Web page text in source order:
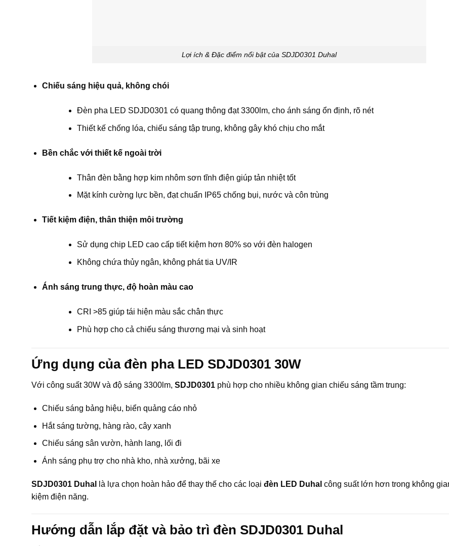
Lợi ích & Đặc điểm nổi bật của SDJD0301 Duhal
Chiếu sáng hiệu quả, không chói
Đèn pha LED SDJD0301 có quang thông đạt 3300lm, cho ánh sáng ổn định, rõ nét
Thiết kế chống lóa, chiếu sáng tập trung, không gây khó chịu cho mắt
Bền chắc với thiết kế ngoài trời
Thân đèn bằng hợp kim nhôm sơn tĩnh điện giúp tản nhiệt tốt
Mặt kính cường lực bền, đạt chuẩn IP65 chống bụi, nước và côn trùng
Tiết kiệm điện, thân thiện môi trường
Sử dụng chip LED cao cấp tiết kiệm hơn 80% so với đèn halogen
Không chứa thủy ngân, không phát tia UV/IR
Ánh sáng trung thực, độ hoàn màu cao
CRI >85 giúp tái hiện màu sắc chân thực
Phù hợp cho cả chiếu sáng thương mại và sinh hoạt
Ứng dụng của đèn pha LED SDJD0301 30W
Với công suất 30W và độ sáng 3300lm, SDJD0301 phù hợp cho nhiều không gian chiếu sáng tầm trung:
Chiếu sáng bảng hiệu, biển quảng cáo nhỏ
Hắt sáng tường, hàng rào, cây xanh
Chiếu sáng sân vườn, hành lang, lối đi
Ánh sáng phụ trợ cho nhà kho, nhà xưởng, bãi xe
SDJD0301 Duhal là lựa chọn hoàn hảo để thay thế cho các loại đèn LED Duhal công suất lớn hơn trong không
kiệm điện năng.
Hướng dẫn lắp đặt và bảo trì đèn SDJD0301 Duhal